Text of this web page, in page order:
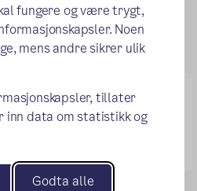
fungere og være trygt,
Noen
mens andre sikrer ulik
tillater
inn data om statistikk og
Godta alle